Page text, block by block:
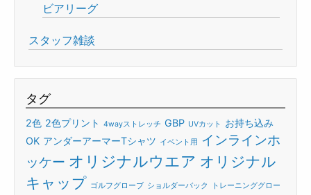
ビアリーグ
スタッフ雑談
タグ
2色 2色プリント 4wayストレッチ GBP UVカット
お持ち込み
OK アンダーアーマーTシャツ イベント用
インラインホ
ッケー オリジナルウエア オリジナル
キャップ ゴルフグローブ ショルダーバック トレーニンググロー